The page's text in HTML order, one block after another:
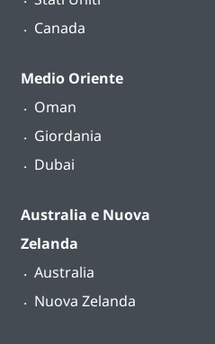
Canada
Medio Oriente
Oman
Giordania
Dubai
Australia e Nuova
Zelanda
Australia
Nuova Zelanda